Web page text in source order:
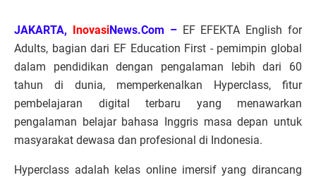
JAKARTA, InovasiNews.Com – EF EFEKTA English for
Adults, bagian dari EF Education First - pemimpin global
dalam pendidikan dengan pengalaman lebih dari 60
tahun di dunia, memperkenalkan Hyperclass, fitur
pembelajaran digital terbaru yang menawarkan
pengalaman belajar bahasa Inggris masa depan untuk
masyarakat dewasa dan profesional di Indonesia.
Hyperclass adalah kelas online imersif yang dirancang